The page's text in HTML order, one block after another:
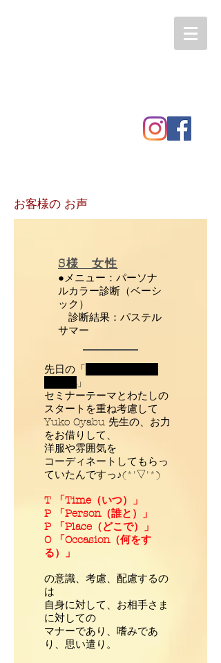
​お客様の お声
S様 女性
●メニュー：パーソナ
ルカラー診断（ベーシ
ック）
診断結果：パステル
サマー
先日の「
」
セミナーテーマとわたしの
スタートを重ね考慮して
Yuko Oyabu 先生の、お力
をお借りして、
洋服や雰囲気を
コーディネートしてもらっ
ていたんですっ♪(*'▽'*)
T 「Time（いつ）」
P 「Person（誰と）」
P 「Place（どこで）」
O 「Occasion（何をす
る）」
の意識、考慮、配慮するの
は
自身に対して、お相手さま
に対しての
マナーであり、嗜みであ
り、思い遣り。